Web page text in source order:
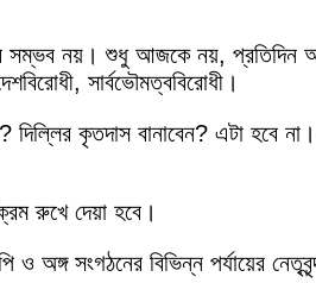
সম্ভব নয়। শুধু আজকে নয়, প্রতিদিন
সার্বভৌমত্ববিরোধী।
কৃতদাস বানাবেন? এটা হবে
রুখে দেয়া হবে।
সংগঠনের বিভিন্ন পর্যায়ের